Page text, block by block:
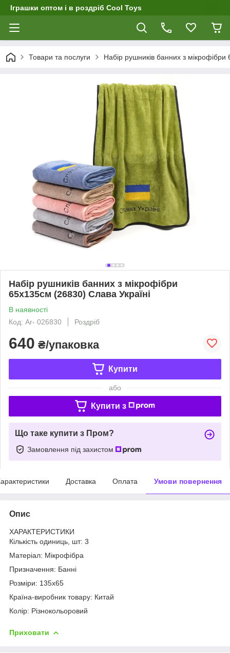
Іграшки оптом і в роздріб Cool Toys
Товари та послуги Набір рушників банних з
Набір рушників банних з мікрофібри
65х135см (26830) Слава Україні
В наявності
Код: Ar- 026830
Роздріб
640 ₴/упаковка
Купити
або
Купити з
Що таке купити з Пром?
Замовлення під захистом
Доставка Оплата Умови повернення
Опис
ХАРАКТЕРИСТИКИ
Кількість одиниць, шт: 3
Матеріал: Мікрофібра
Призначення: Банні
Розміри: 135x65
Країна-виробник товару: Китай
Колір: Різнокольоровий
Приховати